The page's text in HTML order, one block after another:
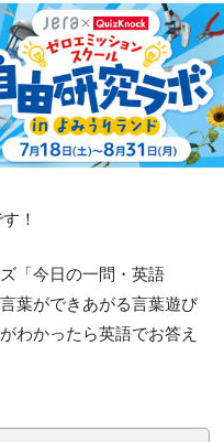
！
「今日の一問・英語
葉ができあがる言葉遊び
わかったら英語でお答え